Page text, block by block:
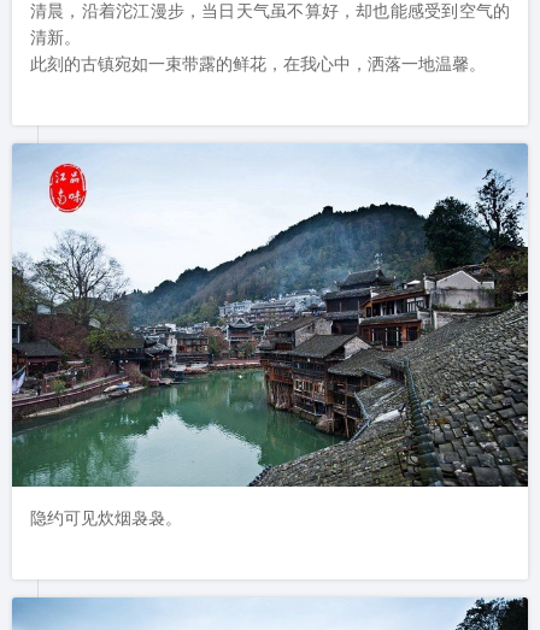
清晨，沿着沱江漫步，当日天气虽不算好，却也能感受到空气的
清新。
此刻的古镇宛如一束带露的鲜花，在我心中，洒落一地温馨。
隐约可见炊烟袅袅。